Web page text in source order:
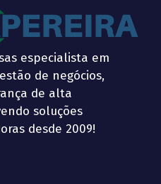
especialista em
de negócios,
de alta
soluções
desde 2009!